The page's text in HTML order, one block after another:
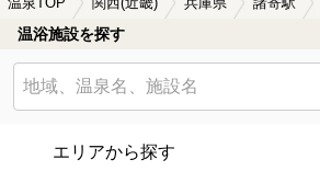
温泉TOP 関西(近畿) 兵庫県 諸寄駅
温浴施設を探す
エリアから探す